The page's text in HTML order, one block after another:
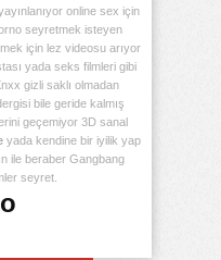
online sex için
seyretmek isteyen
için lez videosu arıyor
yada seks filmleri gibi
gizli saklı olmadan
bile geride kalmış
geçemiyor 3D sanal
yada kendine bir iyilik yap
ile beraber Gangbang
seyret.